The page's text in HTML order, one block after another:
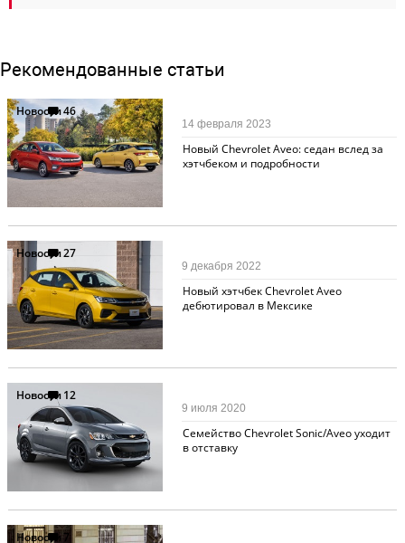
Рекомендованные статьи
Новости46
Новый Chevrolet Aveo: седан вслед за
хэтчбеком и подробности
14 февраля 2023
Новости27
Новый хэтчбек Chevrolet Aveo
дебютировал в Мексике
9 декабря 2022
Новости12
Семейство Chevrolet Sonic/Aveo уходит
в отставку
9 июля 2020
Новости 7